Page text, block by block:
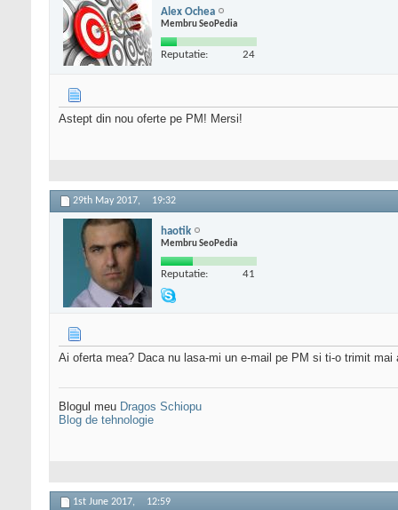
Alex Ochea
Membru SeoPedia
Reputatie: 24
Astept din nou oferte pe PM! Mersi!
29th May 2017, 19:32
haotik
Membru SeoPedia
Reputatie: 41
Ai oferta mea? Daca nu lasa-mi un e-mail pe PM si ti-o trimit
Blogul meu Dragos Schiopu
Blog de tehnologie
1st June 2017, 12:59